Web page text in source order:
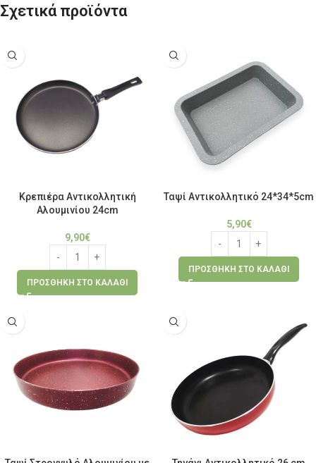
Σχετικά προϊόντα
Κρεπιέρα Αντικολλητική
Αλουμινίου 24cm
9,90€
ΠΡΟΣΘΉΚΗ ΣΤΟ ΚΑΛΆΘΙ
Ταψί Αντικολλητικό 24*34*5cm
5,90€
ΠΡΟΣΘΉΚΗ ΣΤΟ ΚΑΛΆΘΙ